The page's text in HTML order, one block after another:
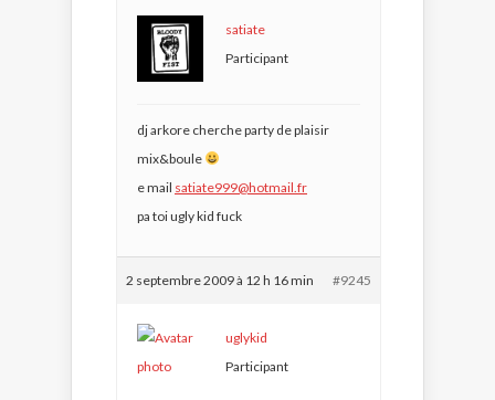
satiate
Participant
dj arkore cherche party de plaisir
mix&boule
e mail satiate999@hotmail.fr
pa toi ugly kid fuck
2 septembre 2009 à 12 h 16 min #9245
uglykid
Participant